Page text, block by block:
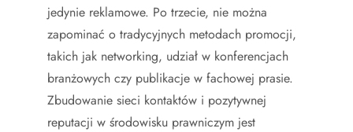
jedynie reklamowe. Po trzecie, nie można
zapominać o tradycyjnych metodach promocji,
takich jak networking, udział w konferencjach
branżowych czy publikacje w fachowej prasie.
Zbudowanie sieci kontaktów i pozytywnej
reputacji w środowisku prawniczym jest